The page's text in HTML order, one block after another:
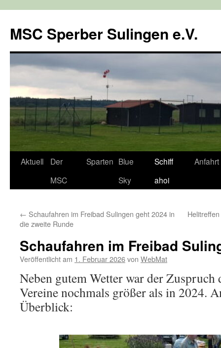
springen
MSC Sperber Sulingen e.V.
Aktuell
Der
MSC
Sparten Blue
Sky
Schiff
ahoi
Anfahrt
← Schaufahren im Freibad Sulingen geht 2024 in
die zweite Runde
Schaufahren im Freibad
Veröffentlicht am 1. Februar 2026von WebMat
Neben gutem Wetter war der Zuspruch
Vereine nochmals größer als in 2024.
Überblick: